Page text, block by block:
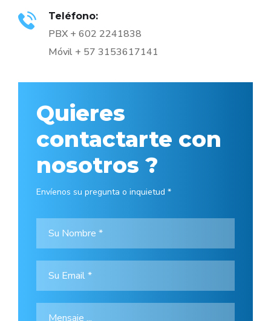
Teléfono:
PBX + 602 2241838
Móvil + 57 3153617141
Quieres
contactarte con
nosotros ?
Envíenos su pregunta o inquietud *